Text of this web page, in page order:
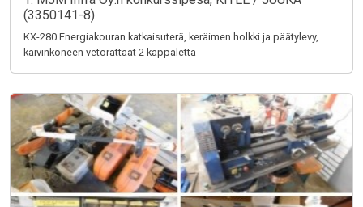
(3350141-8)
KX-280 Energiakouran katkaisuterä, keräimen holkki ja päätylevy,
kaivinkoneen vetorattaat 2 kappaletta